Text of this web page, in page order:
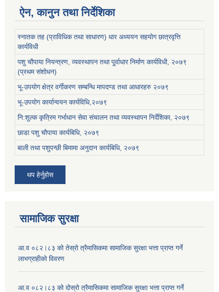
ऐन, कानुन तथा निर्देशिका
स्नातक तह (प्राविधिक तथा साधारण) धार अध्ययन सहयोग छात्रवृत्ति
कार्यविधी
पशु चौपाया नियन्त्रण, व्यवस्थापन तथा पू्र्वाधार निर्माण कार्यविधी, २०७९
(प्रथम संशोधन)
भू-उपयोग क्षेत्र वर्गीकरण सम्बन्धि मापदण्ड तथा आधारहरु २०७९
भू-उपयोग कार्यान्वयन कार्यविधि,२०७९
नि:शुल्क कृत्रिम गर्भाधान सेवा संचालन तथा व्यवस्थापन निर्देशिका, २०७९
छाडा पशु चौपाया कार्यबिधि, २०७९
बाली तथा पशुपन्छी बिमामा अनुदान कार्यबिधि, २०७९
थप हेर्नुहोस
सामाजिक सुरक्षा
आ.व ०८२।८३ को तेस्रो त्रैमासिकमा सामाजिक सुरक्षा भत्ता प्राप्त गर्ने
लाभग्राहीको विवरण
आ.व ०८२।८३ को दोस्रो त्रैमासिकमा सामाजिक सुरक्षा भत्ता प्राप्त गर्ने